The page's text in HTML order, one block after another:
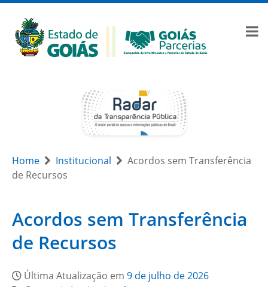
Home Institucional
Acordos sem Transferência
de Recursos
Acordos sem Transferência
de Recursos
Última Atualização em 9 de julho de 2026